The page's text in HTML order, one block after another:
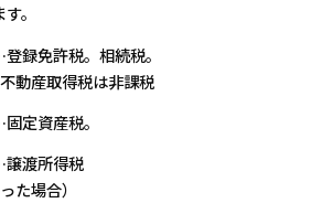
。
録免許税。相続税。
動産取得税は非課税
定資産税。
渡所得税
た場合）